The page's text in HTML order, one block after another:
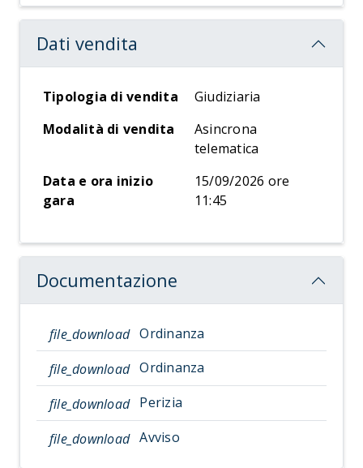
Dati vendita
Tipologia di vendita
Giudiziaria
Modalità di vendita
Asincrona
telematica
Data e ora inizio
gara
15/09/2026 ore
11:45
Documentazione
file_download Ordinanza
file_download Ordinanza
file_download Perizia
file_download Avviso